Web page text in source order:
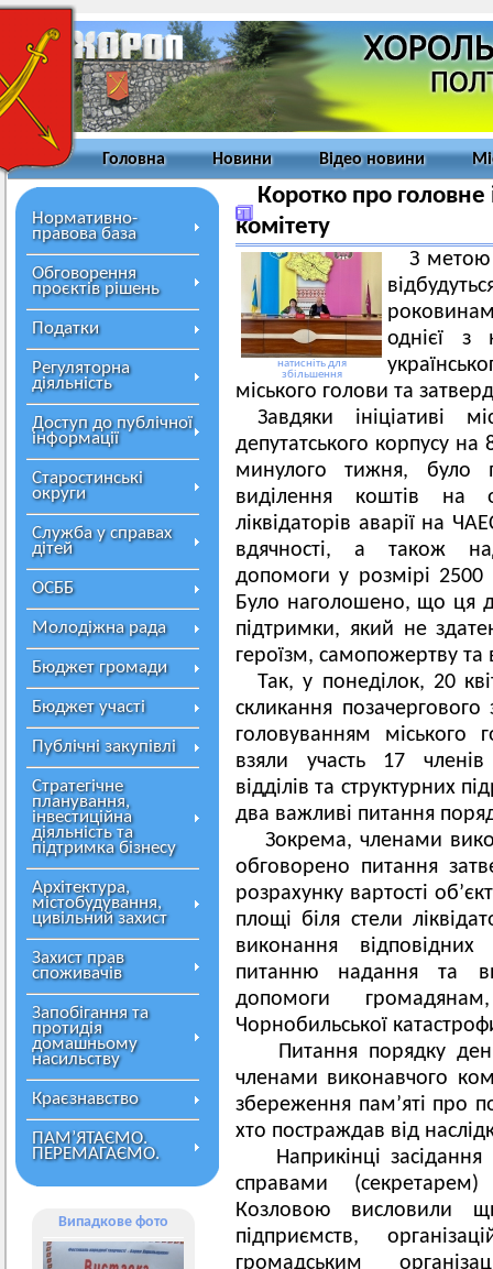
Головна Новини Відео новини
Нормативно-
правова база
Обговорення
проєктів рішень
Податки
Регуляторна
діяльність
Доступ до публічної
інформації
Старостинські
округи
Служба у справах
дітей
ОСББ
Молодіжна рада
Бюджет громади
Бюджет участі
Публічні закупівлі
Стратегічне
планування,
інвестиційна
діяльність та
підтримка бізнесу
Архітектура,
містобудування,
цивільний захист
Захист прав
споживачів
Запобігання та
протидія
домашньому
насильству
Краєзнавство
ПАМ’ЯТАЄМО.
ПЕРЕМАГАЄМО.
Випадкове фото
Коротко про головне
комітету
натисніть для
збільшення
З метою
однієї з
міського голови та
Завдяки ініціативі
депутатського корпусу на
минулого тижня, було
виділення коштів на
ліквідаторів аварії на
вдячності, а також
допомоги у розмірі 2500
Було наголошено, що ця
підтримки, який не
героїзм, самопожертву та
Так, у понеділок, 20
скликання позачергового
головуванням міського
взяли участь 17 членів
відділів та структурних
два важливі питання
Зокрема, членами
обговорено питання
розрахунку вартості
площі біля стели
виконання
питанню надання та
допомоги
Чорнобильської
Питання порядку
членами виконавчого
збереження пам’яті про
хто постраждав від
Наприкінці
справами
Козловою висловили
підприємств,
громадським